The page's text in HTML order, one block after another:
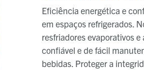
Eficiência energética e
em espaços refrigerados.
resfriadores evaporativos
confiável e de fácil
bebidas. Proteger a